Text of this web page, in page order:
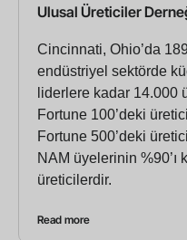
Ulusal Üreticiler
Cincinnati, Ohio’da
endüstriyel sektörde
liderlere kadar 14.000
Fortune 100’deki
Fortune 500’deki
NAM üyelerinin %90’ı
üreticilerdir.
Read more